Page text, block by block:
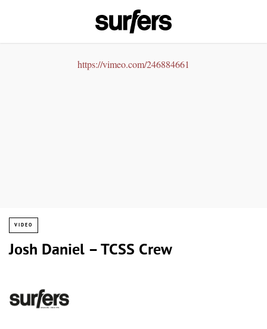
https://vimeo.com/246884661
VIDEO
Josh Daniel – TCSS Crew